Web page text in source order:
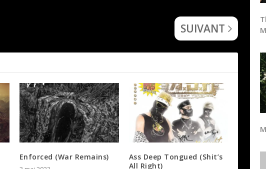
SUIVANT
Enforced (War Remains)
Ass Deep Tongued (Shit’s
All Right)